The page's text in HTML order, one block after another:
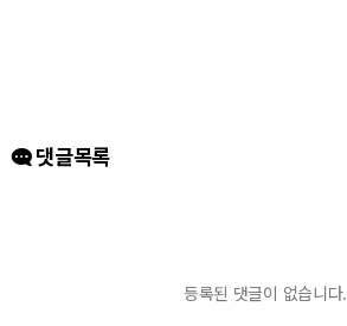
댓글목록
등록된 댓글이 없습니다.